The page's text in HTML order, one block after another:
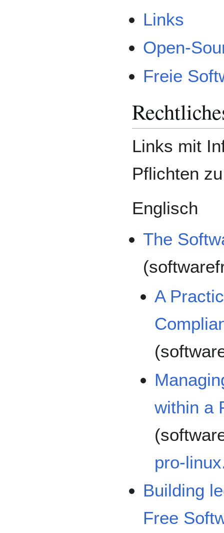
Links
Open-
Freie
Links mit
Pflichten
Englisch
The
A
within a
pro-
Building
Free